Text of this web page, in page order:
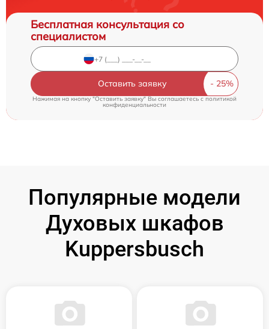
Бесплатная консультация со
специалистом
Оставить заявку
Нажимая на кнопку "Оставить заявку" Вы соглашаетесь cполитикой
конфиденциальности
Популярные модели
Духовых шкафов
Kuppersbusch